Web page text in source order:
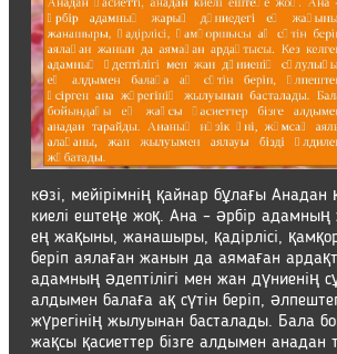
көзі, мейірімнің қайнар бұлағы Анадан
киелі ештеңе жоқ. Ана – әрбір адамның
ең жақыны, жанашыры, қадірлісі,
беріп аялаған жанын да аямаған
адамның әдептілігі мен жан дүниенің
алдымен балаға ақ сүтін беріп,
жүрегінің жылуынан басталады. Бала
жақсы қасиеттер бізге алдымен